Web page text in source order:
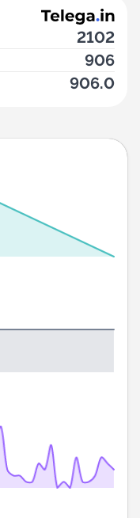
2102
906
906.0